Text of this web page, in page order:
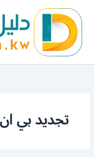
المحتوى
تجديد بي